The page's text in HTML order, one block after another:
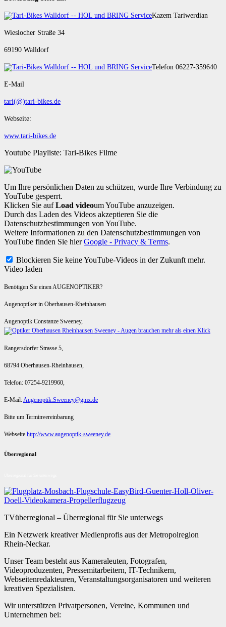
Kazem Tariwerdian
Wieslocher Straße 34
69190 Walldorf
Telefon 06227-359640
E-Mail
tari(@)tari-bikes.de
Webseite:
www.tari-bikes.de
Youtube Playliste: Tari-Bikes Filme
Um Ihre persönlichen Daten zu schützen, wurde Ihre Verbindung zu
YouTube gesperrt.
Klicken Sie aufLoad videoum YouTube anzuzeigen.
Durch das Laden des Videos akzeptieren Sie die
Datenschutzbestimmungen von YouTube.
Weitere Informationen zu den Datenschutzbestimmungen von
YouTube finden Sie hierGoogle - Privacy & Terms.
Blockieren Sie keine YouTube-Videos in der Zukunft mehr.
Video laden
Benötigen Sie einen AUGENOPTIKER?
Augenoptiker in Oberhausen-Rheinhausen
Augenoptik Constanze Sweeney,
Rangersdorfer Strasse 5,
68794 Oberhausen-Rheinhausen,
Telefon: 07254-9219960,
E-Mail:Augenoptik.Sweeney@gmx.de
Bitte um Terminvereinbarung
Webseite http://www.augenoptik-sweeney.de
Überregional
TVüberregional – Überregional für Sie unterwegs
Ein Netzwerk kreativer Medienprofis aus der Metropolregion
Rhein-Neckar.
Unser Team besteht aus Kameraleuten, Fotografen,
Videoproduzenten, Pressemitarbeitern, IT-Technikern,
Webseitenredakteuren, Veranstaltungsorganisatoren und weiteren
kreativen Spezialisten.
Wir unterstützen Privatpersonen, Vereine, Kommunen und
Unternehmen bei: